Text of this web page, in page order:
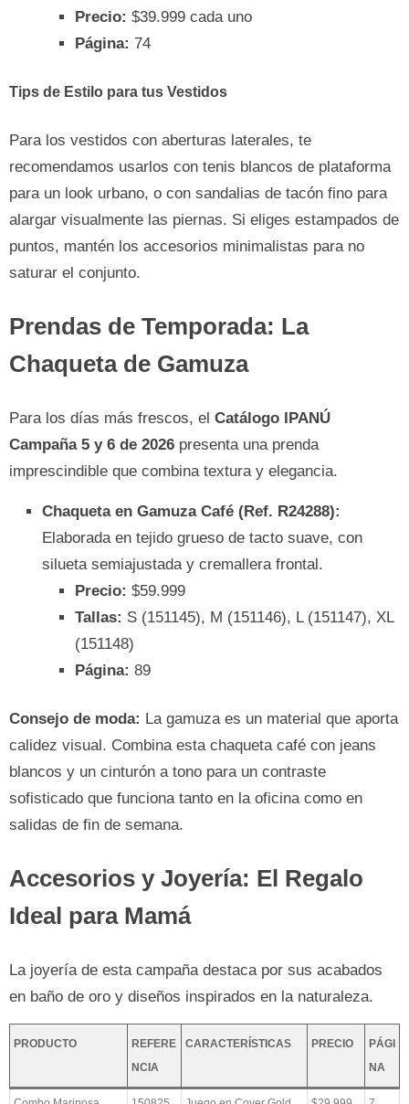
Precio: $39.999 cada uno
Página: 74
Tips de Estilo para tus Vestidos
Para los vestidos con aberturas laterales, te
recomendamos usarlos con tenis blancos de plataforma
para un look urbano, o con sandalias de tacón fino para
alargar visualmente las piernas. Si eliges estampados de
puntos, mantén los accesorios minimalistas para no
saturar el conjunto.
Prendas de Temporada: La
Chaqueta de Gamuza
Para los días más frescos, el Catálogo IPANÚ
Campaña 5 y 6 de 2026 presenta una prenda
imprescindible que combina textura y elegancia.
Chaqueta en Gamuza Café (Ref. R24288):
Elaborada en tejido grueso de tacto suave, con
silueta semiajustada y cremallera frontal.
Precio: $59.999
Tallas: S (151145), M (151146), L (151147), XL
(151148)
Página: 89
Consejo de moda: La gamuza es un material que aporta
calidez visual. Combina esta chaqueta café con jeans
blancos y un cinturón a tono para un contraste
sofisticado que funciona tanto en la oficina como en
salidas de fin de semana.
Accesorios y Joyería: El Regalo
Ideal para Mamá
La joyería de esta campaña destaca por sus acabados
en baño de oro y diseños inspirados en la naturaleza.
PRODUCTO
REFERE
NCIA
CARACTERÍSTICAS PRECIO
PÁGI
NA